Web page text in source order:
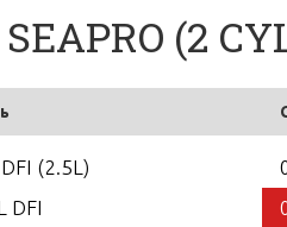
(2
(2.5L)
DFI